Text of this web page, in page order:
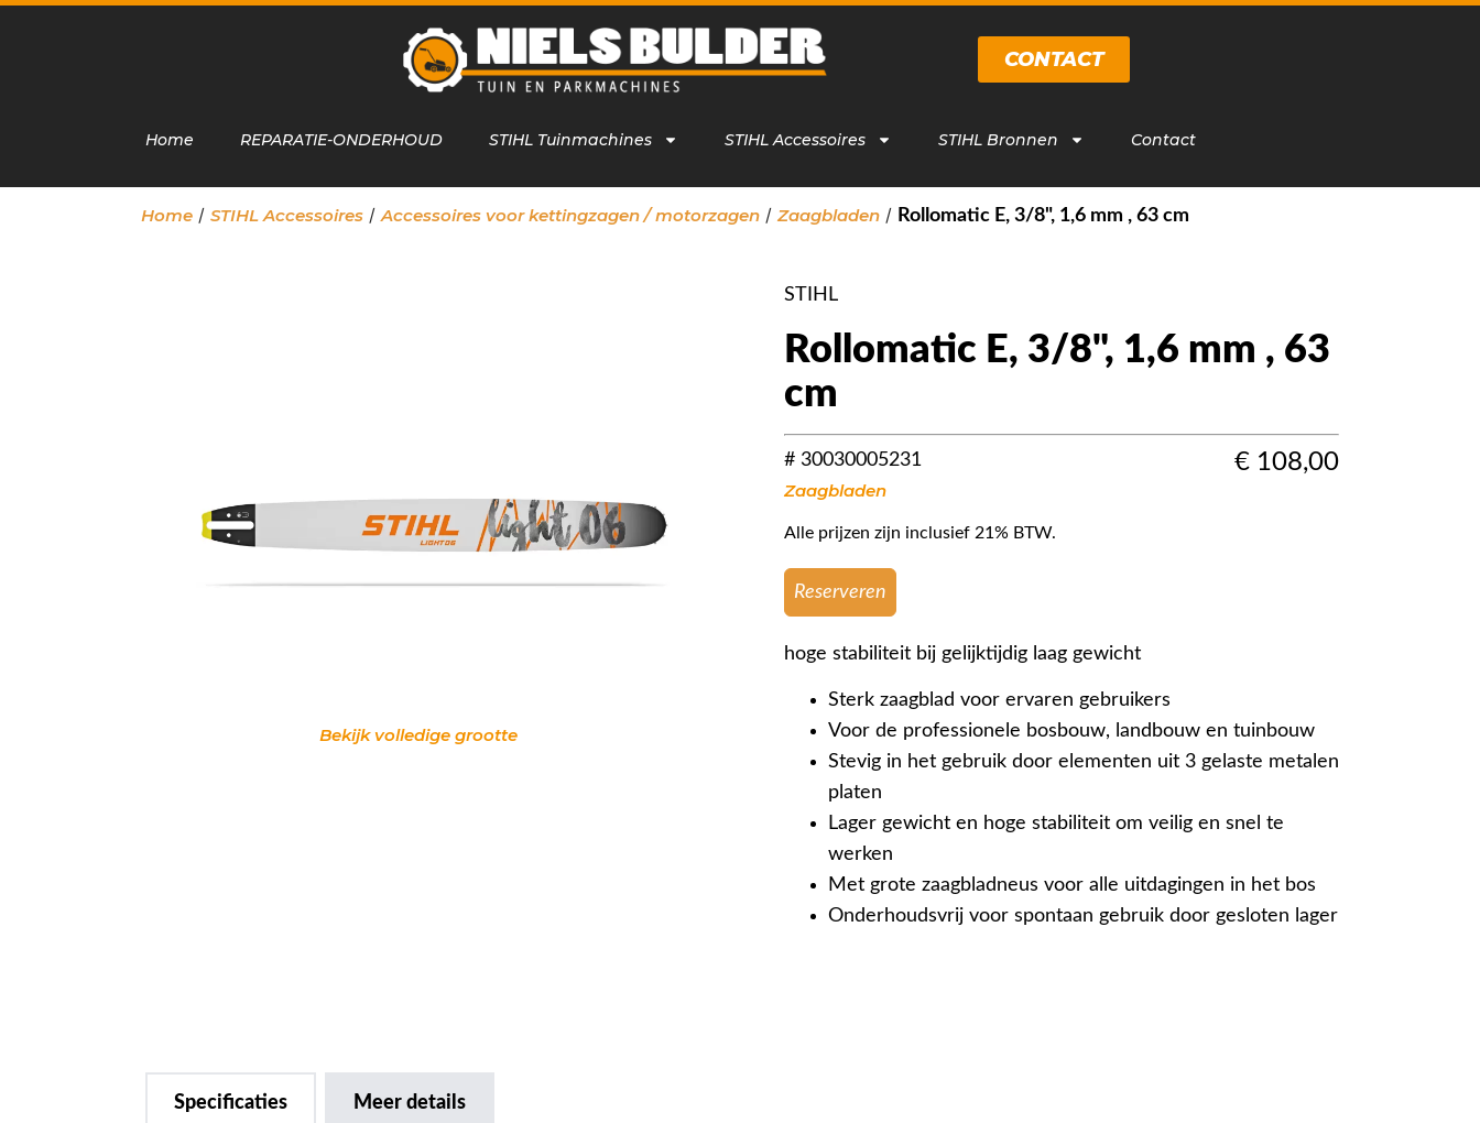
CONTACT
Home REPARATIE-ONDERHOUD STIHL Tuinmachines STIHL Accessoires STIHL Bronnen Contact
Home / STIHL Accessoires / Accessoires voor kettingzagen / motorzagen / Zaagbladen / Rollomatic E, 3/8", 1,6 mm , 63 cm
Bekijk volledige grootte
STIHL
Rollomatic E, 3/8", 1,6 mm , 63
cm
# 30030005231
Zaagbladen
€ 108,00
Alle prijzen zijn inclusief 21% BTW.
Reserveren
hoge stabiliteit bij gelijktijdig laag gewicht
Sterk zaagblad voor ervaren gebruikers
Voor de professionele bosbouw, landbouw en tuinbouw
Stevig in het gebruik door elementen uit 3 gelaste metalen
platen
Lager gewicht en hoge stabiliteit om veilig en snel te
werken
Met grote zaagbladneus voor alle uitdagingen in het bos
Onderhoudsvrij voor spontaan gebruik door gesloten lager
Specificaties Meer details